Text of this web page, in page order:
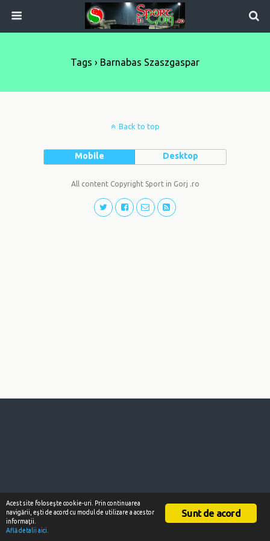
Tags › Barnabas Szaszgaspar
Back to top
Mobile Desktop
All content Copyright Sport in Gorj .ro
Sunt de acord
Acest site foloseşte cookie-uri. Prin continuarea
navigării, eşti de acord cu modul de utilizare a acestor
informaţii.
Află detalii aici.